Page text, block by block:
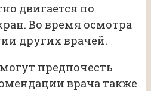
двигается по
Во время осмотра
других врачей.
предпочесть
врача также